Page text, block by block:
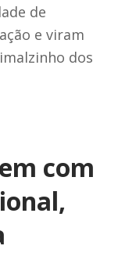
de
e viram
dos
com